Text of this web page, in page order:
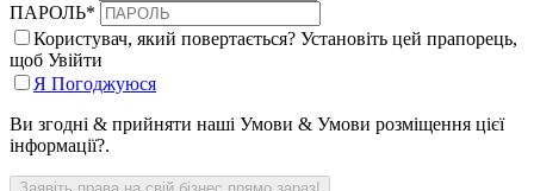
ПАРОЛЬ*
Користувач, який повертається? Установіть цей прапорець,
щоб Увійти
Я Погоджуюся
Ви згодні & прийняти наші Умови & Умови розміщення цієї
інформації?.